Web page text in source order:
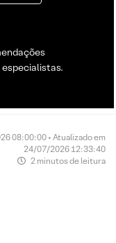
especialistas.
08:00:00 • Atualizado em
24/07/2026 12:33:40
2 minutos de leitura